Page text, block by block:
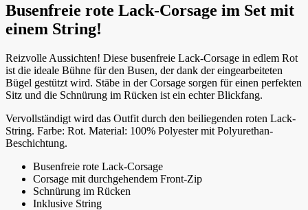
Busenfreie rote Lack-Corsage im Set mit
einem String!
Reizvolle Aussichten! Diese busenfreie Lack-Corsage in edlem Rot
ist die ideale Bühne für den Busen, der dank der eingearbeiteten
Bügel gestützt wird. Stäbe in der Corsage sorgen für einen perfekten
Sitz und die Schnürung im Rücken ist ein echter Blickfang.
Vervollständigt wird das Outfit durch den beiliegenden roten Lack-
String. Farbe: Rot. Material: 100% Polyester mit Polyurethan-
Beschichtung.
Busenfreie rote Lack-Corsage
Corsage mit durchgehendem Front-Zip
Schnürung im Rücken
Inklusive String